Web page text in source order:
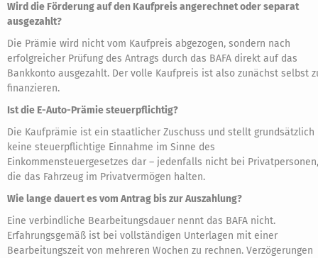
Wird die Förderung auf den Kaufpreis angerechnet oder separat
ausgezahlt?
Die Prämie wird nicht vom Kaufpreis abgezogen, sondern nach
erfolgreicher Prüfung des Antrags durch das BAFA direkt auf das
Bankkonto ausgezahlt. Der volle Kaufpreis ist also zunächst selbst
finanzieren.
Ist die E-Auto-Prämie steuerpflichtig?
Die Kaufprämie ist ein staatlicher Zuschuss und stellt grundsätzlich
keine steuerpflichtige Einnahme im Sinne des
Einkommensteuergesetzes dar – jedenfalls nicht bei Privatpersonen,
die das Fahrzeug im Privatvermögen halten.
Wie lange dauert es vom Antrag bis zur Auszahlung?
Eine verbindliche Bearbeitungsdauer nennt das BAFA nicht.
Erfahrungsgemäß ist bei vollständigen Unterlagen mit einer
Bearbeitungszeit von mehreren Wochen zu rechnen. Verzögerungen